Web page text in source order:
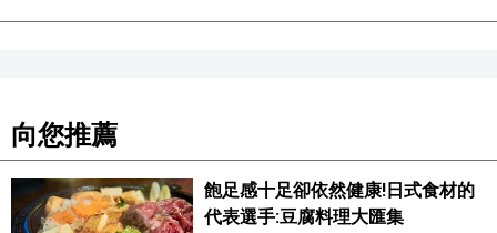
向您推薦
飽足感十足卻依然健康!日式食材的
代表選手:豆腐料理大匯集